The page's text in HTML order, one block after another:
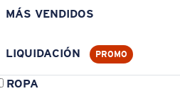
MÁS VENDIDOS
LIQUIDACIÓN PROMO
ROPA